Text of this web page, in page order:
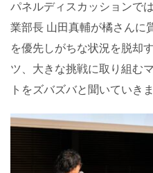
パネルディスカッションで
業部長 山田真輔が橘さんに
を優先しがちな状況を脱却
ツ、大きな挑戦に取り組む
トをズバズバと聞いていきま